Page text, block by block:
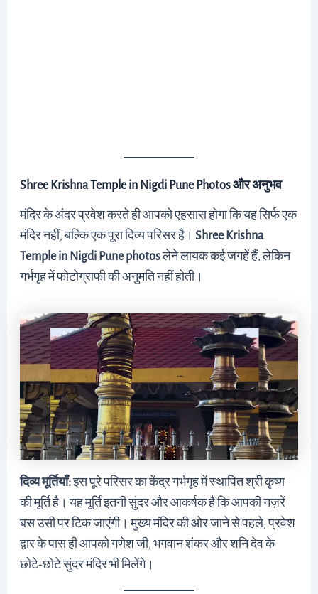
Shree Krishna Temple in Nigdi Pune Photos और अनुभव
मंदिर के अंदर प्रवेश करते ही आपको एहसास होगा कि यह सिर्फ एक
मंदिर नहीं, बल्कि एक पूरा दिव्य परिसर है। Shree Krishna
Temple in Nigdi Pune photosलेने लायक कई जगहें हैं, लेकिन
गर्भगृह में फोटोग्राफी की अनुमति नहीं होती।
दिव्य मूर्तियाँ:इस पूरे परिसर का केंद्र गर्भगृह में स्थापित श्री कृष्ण
की मूर्ति है। यह मूर्ति इतनी सुंदर और आकर्षक है कि आपकी नज़रें
बस उसी पर टिक जाएंगी। मुख्य मंदिर की ओर जाने से पहले, प्रवेश
द्वार के पास ही आपको गणेश जी, भगवान शंकर और शनि देव के
छोटे-छोटे सुंदर मंदिर भी मिलेंगे।